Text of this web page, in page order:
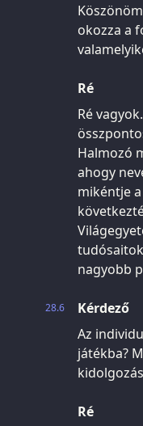
okozza a
Ré
Ré
Halmozó
ahogy
mikéntje
nagyobb
28.6
Kérdező
Az
játékba?
Ré